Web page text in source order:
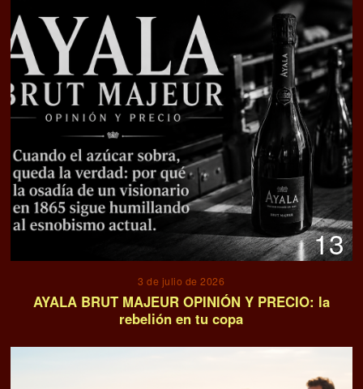
13
3 de julio de 2026
AYALA BRUT MAJEUR OPINIÓN Y PRECIO: la
rebelión en tu copa